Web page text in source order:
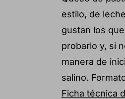
estilo, de
gustan los
probarlo y, si
manera de
salino.
Ficha técnica